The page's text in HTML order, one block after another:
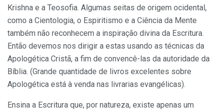
Krishna e a Teosofia. Algumas seitas de origem ocidental,
como a Cientologia, o Espiritismo e a Ciência da Mente
também não reconhecem a inspiração divina da Escritura.
Então devemos nos dirigir a estas usando as técnicas da
Apologética Cristã, a fim de convencê-las da autoridade da
Bíblia. (Grande quantidade de livros excelentes sobre
Apologética está à venda nas livrarias evangélicas).
Ensina a Escritura que, por natureza, existe apenas um